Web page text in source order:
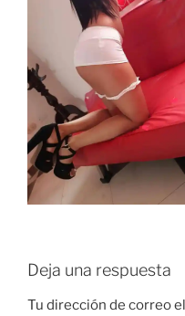
Deja una respuesta
Tu dirección de correo